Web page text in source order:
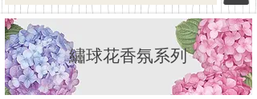
​繡球花香氛系列